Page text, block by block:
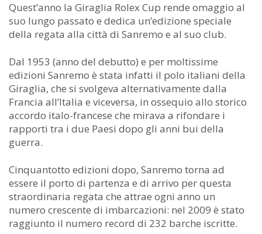
Quest’anno la Giraglia Rolex Cup rende omaggio al
suo lungo passato e dedica un’edizione speciale
della regata alla città di Sanremo e al suo club.
Dal 1953 (anno del debutto) e per moltissime
edizioni Sanremo è stata infatti il polo italiani della
Giraglia, che si svolgeva alternativamente dalla
Francia all’Italia e viceversa, in ossequio allo storico
accordo italo-francese che mirava a rifondare i
rapporti tra i due Paesi dopo gli anni bui della
guerra.
Cinquantotto edizioni dopo, Sanremo torna ad
essere il porto di partenza e di arrivo per questa
straordinaria regata che attrae ogni anno un
numero crescente di imbarcazioni: nel 2009 è stato
raggiunto il numero record di 232 barche iscritte.